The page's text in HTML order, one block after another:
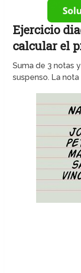
Ejercicio
calcular el
Suma de 3 notas
suspenso. La nota